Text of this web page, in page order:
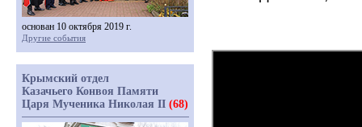
основан 10 октября 2019 г.
Другие события
Крымский отдел
Казачьего Конвоя Памяти
Царя Мученика Николая II (68)